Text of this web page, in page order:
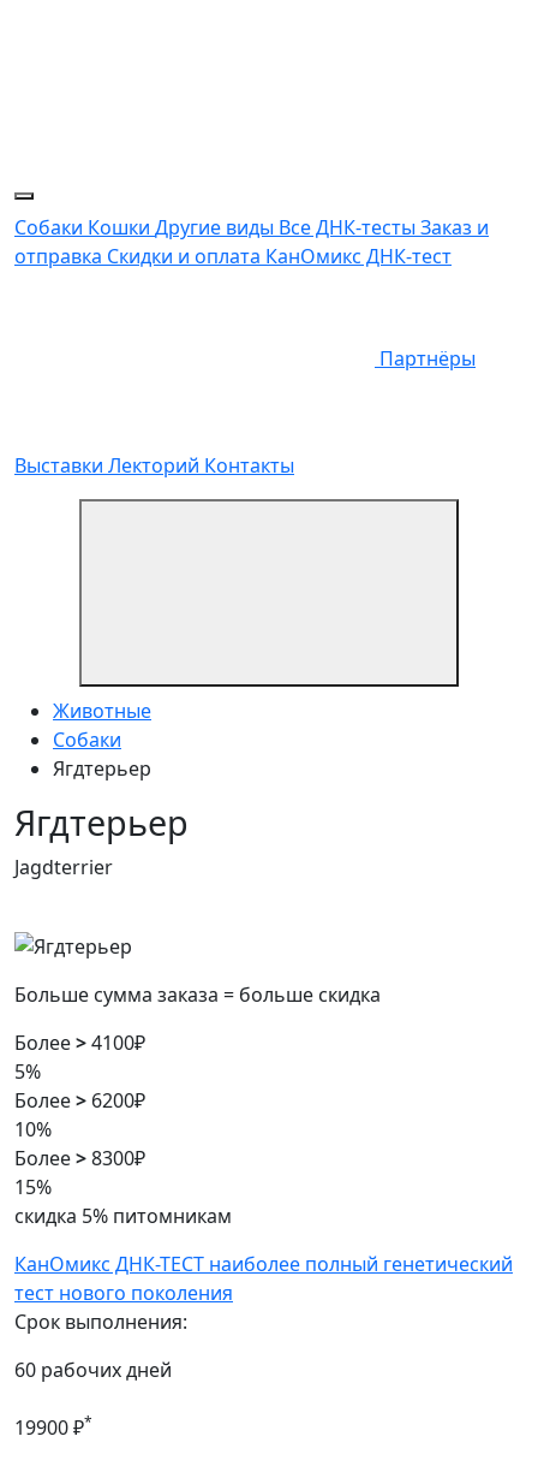
Собаки Кошки Другие виды Все ДНК-тесты Заказ и
отправка Скидки и оплата КанОмикс ДНК-тест
Партнёры
Выставки Лекторий Контакты
Животные
Собаки
Ягдтерьер
Ягдтерьер
Jagdterrier
Больше сумма заказа = больше скидка
Более>4100₽
5%
Более> 6200₽
10%
Более>8300₽
15%
скидка 5% питомникам
КанОмикс ДНК-ТЕСТ наиболее полный генетический
тест нового поколения
Срок выполнения:
60 рабочих дней
19900 ₽*